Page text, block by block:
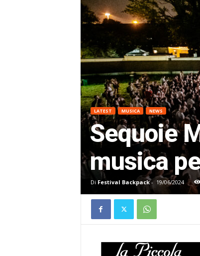
LATEST MUSICA NEWS
Sequoie
musica
Di Festival Backpack- 19/06/2024